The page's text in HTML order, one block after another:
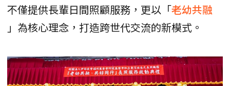
不僅提供長輩日間照顧服務，更以「老幼共融
」為核心理念，打造跨世代交流的新模式。